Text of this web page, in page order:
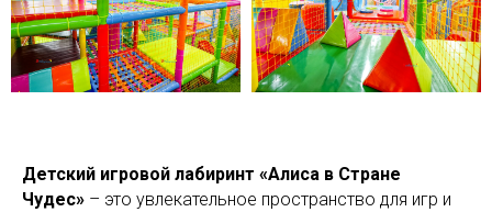
Детский игровой лабиринт «Алиса в Стране
Чудес» – это увлекательное пространство для игр и